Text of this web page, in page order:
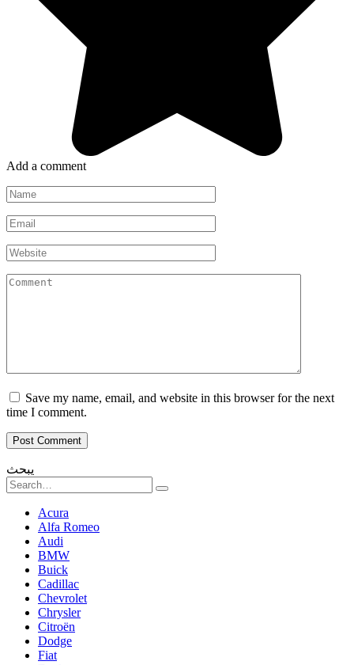
Add a comment
Name
*
Email
*
Website
Comment
Save my name, email, and website in this browser for the next
time I comment.
يبحث
Search
for:
Acura
Alfa Romeo
Audi
BMW
Buick
Cadillac
Chevrolet
Chrysler
Citroën
Dodge
Fiat